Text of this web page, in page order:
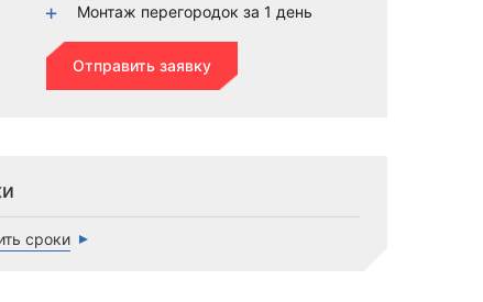
Монтаж перегородок за 1 день
Отправить заявку
сроки